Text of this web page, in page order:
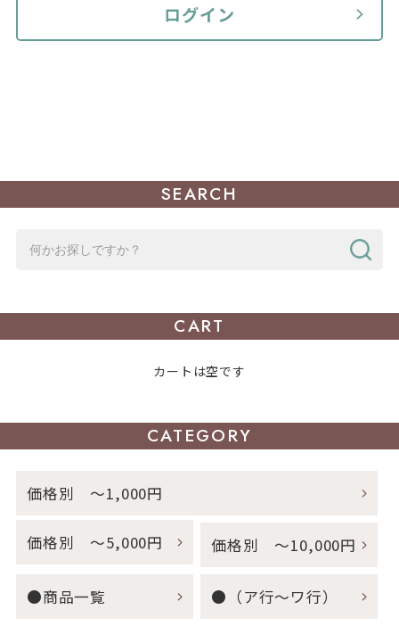
ログイン
SEARCH
CART
カートは空です
CATEGORY
価格別 ～1,000円
価格別 ～5,000円 価格別 ～10,000円
●商品一覧 ●（ア行～ワ行）